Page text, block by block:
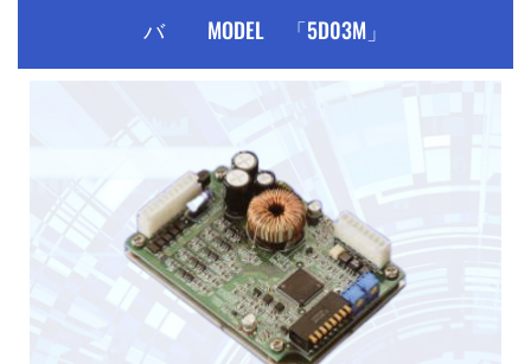
品を
バ MODEL 「5D03M」